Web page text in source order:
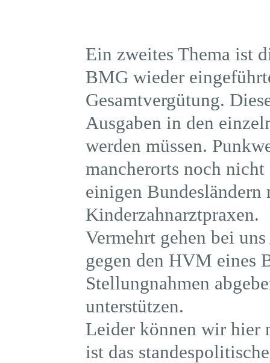
Ein zweites Thema ist
BMG wieder
Gesamtvergütung.
Ausgaben in den
werden müssen.
mancherorts noch
einigen
Kinderzahnarztpraxen.
Vermehrt gehen bei
gegen den HVM eines
Stellungnahmen
unterstützen.
Leider können wir
ist das